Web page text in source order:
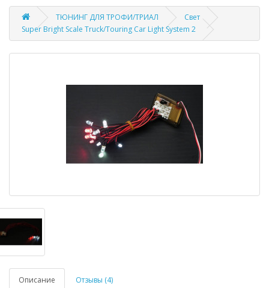
ТЮНИНГ ДЛЯ ТРОФИ/ТРИАЛ
Свет
Super Bright Scale Truck/Touring Car Light System 2
Описание Отзывы (4)